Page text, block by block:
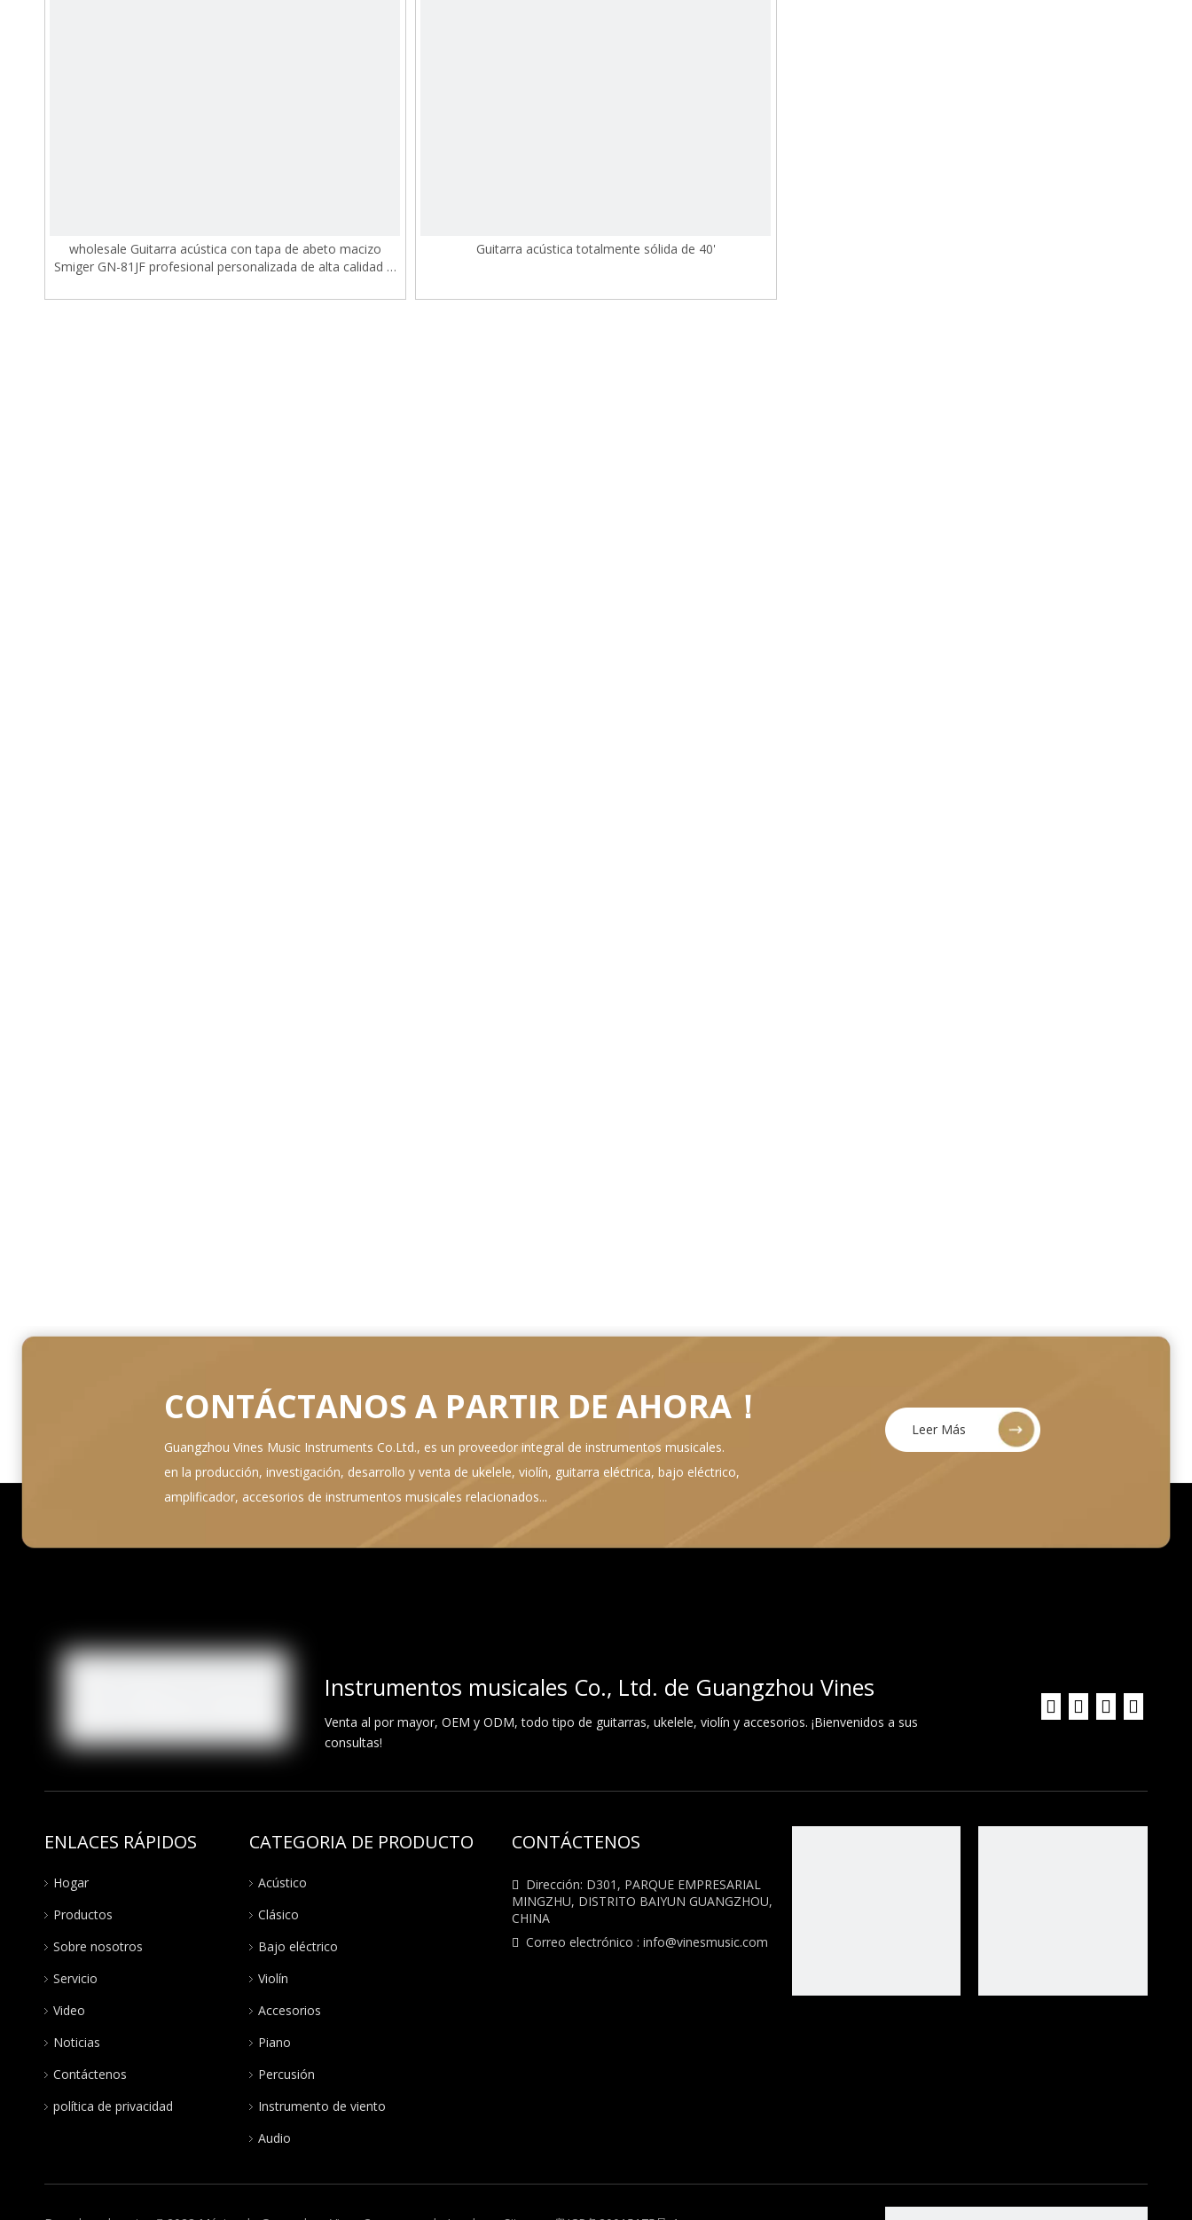
wholesale Guitarra acústica con tapa de abeto macizo
Smiger GN-81JF profesional personalizada de alta calidad al
Guitarra acústica totalmente sólida de 40'
CONTÁCTANOS A PARTIR DE AHORA！
Guangzhou Vines Music Instruments Co.Ltd., es un proveedor integral de instrumentos musicales.
en la producción, investigación, desarrollo y venta de ukelele, violín, guitarra eléctrica, bajo eléctrico,
amplificador, accesorios de instrumentos musicales relacionados...
Leer Más
Instrumentos musicales Co., Ltd. de Guangzhou Vines
Venta al por mayor, OEM y ODM, todo tipo de guitarras, ukelele, violín y accesorios. ¡Bienvenidos a sus
consultas!
ENLACES RÁPIDOS
Hogar
Productos
Sobre nosotros
Servicio
Video
Noticias
Contáctenos
política de privacidad
CATEGORIA DE PRODUCTO
Acústico
Clásico
Bajo eléctrico
Violín
Accesorios
Piano
Percusión
Instrumento de viento
Audio
CONTÁCTENOS

Dirección: D301, PARQUE EMPRESARIAL
MINGZHU, DISTRITO BAIYUN GUANGZHOU,
CHINA
 Correo electrónico : info@vinesmusic.com